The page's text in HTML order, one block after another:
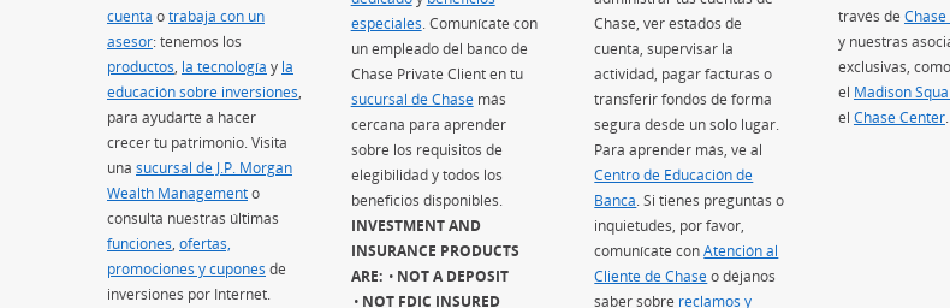
cuenta (Se abre en superposición)
otrabaja con un
asesor(Se abre en superposición)
: tenemos los
productos (Se abre en superposición)
la tecnología (Se abre en superposición)
y la
educación sobre inversiones (Se abre en superposición)
para ayudarte a hacer
crecer tu patrimonio. Visita
una sucursal de J.P. Morgan
Wealth Management(Se abre en superposición)
o
consulta nuestras últimas
funciones (Se abre en superposición)
ofertas,
promociones y cupones (Se abre en superposición)
de
inversiones por Internet.
especiales (Se abre en superposición)
. Comunícate con
un empleado del banco de
Chase Private Client en tu
sucursal de Chasemás
cercana para aprender
sobre los requisitos de
elegibilidad y todos los
beneficios disponibles.
INVESTMENT AND
INSURANCE PRODUCTS
ARE:
NOT A DEPOSIT
NOT FDIC INSURED
Chase, ver estados de
cuenta, supervisar la
actividad, pagar facturas o
transferir fondos de forma
segura desde un solo lugar.
Para aprender más, ve al
Centro de Educación de
Banca (Se abre en superposición)
. Si tienes preguntas o
inquietudes, por favor,
comunícate conAtención al
Cliente de Chaseo déjanos
saber sobre reclamos y
través de
y nuestras
exclusivas,
el Madison
el Chase Center.